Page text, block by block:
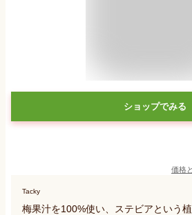
ショップでみる
価格
Tacky
梅果汁を100%使い、ステビアという